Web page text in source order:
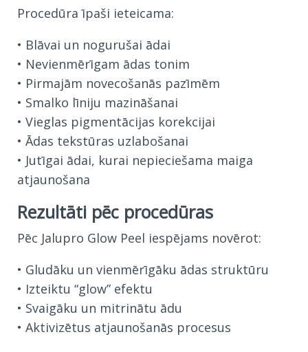
Procedūra īpaši ieteicama:
• Blāvai un nogurušai ādai
• Nevienmērīgam ādas tonim
• Pirmajām novecošanās pazīmēm
• Smalko līniju mazināšanai
• Vieglas pigmentācijas korekcijai
• Ādas tekstūras uzlabošanai
• Jutīgai ādai, kurai nepieciešama maiga
atjaunošana
Rezultāti pēc procedūras
Pēc Jalupro Glow Peel iespējams novērot:
• Gludāku un vienmērīgāku ādas struktūru
• Izteiktu “glow” efektu
• Svaigāku un mitrinātu ādu
• Aktivizētus atjaunošanās procesus